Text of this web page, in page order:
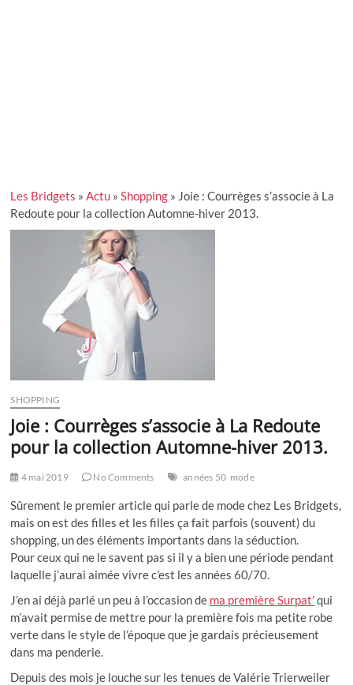
Les Bridgets »Actu »Shopping » Joie : Courrèges s’associe à La
Redoute pour la collection Automne-hiver 2013.
SHOPPING
Joie : Courrèges s’associe à La Redoute
pour la collection Automne-hiver 2013.
4 mai 2019 No Comments années 50 mode
Sûrement le premier article qui parle de mode chez Les Bridgets,
mais on est des filles et les filles ça fait parfois (souvent) du
shopping, un des éléments importants dans la séduction.
Pour ceux qui ne le savent pas si il y a bien une période pendant
laquelle j’aurai aimée vivre c’est les années 60/70.
J’en ai déjà parlé un peu à l’occasion de ma première Surpat’qui
m’avait permise de mettre pour la première fois ma petite robe
verte dans le style de l’époque que je gardais précieusement
dans ma penderie.
Depuis des mois je louche sur les tenues de Valérie Trierweiler